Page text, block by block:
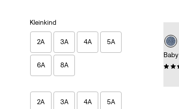
Kleinkind
2A 3A 4A 5A
6A 8A
2A 3A 4A 5A